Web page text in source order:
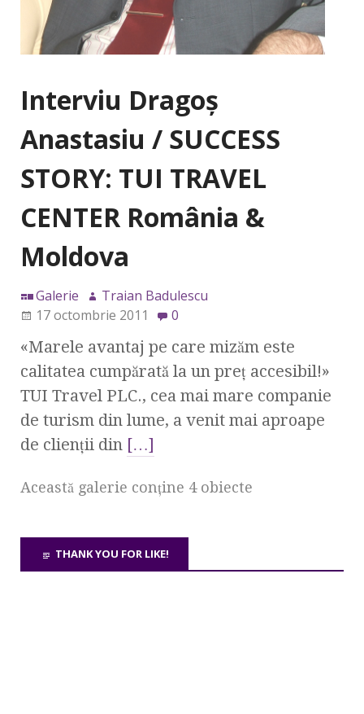
Interviu Dragoş
Anastasiu / SUCCESS
STORY: TUI TRAVEL
CENTER România &
Moldova
Galerie
Traian Badulescu
17 octombrie 2011
0
«Marele avantaj pe care mizăm este
calitatea cumpărată la un preţ accesibil!»
TUI Travel PLC., cea mai mare companie
de turism din lume, a venit mai aproape
de clienţii din […]
Această galerie conţine 4 obiecte
THANK YOU FOR LIKE!